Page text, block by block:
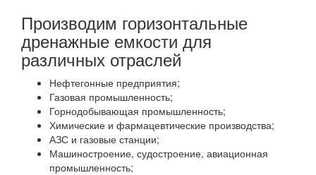
Производим горизонтальные
дренажные емкости для
различных отраслей
Нефтегонные предприятия;
Газовая промышленность;
Горнодобывающая промышленность;
Химические и фармацевтические производства;
АЗС и газовые станции;
Машиностроение, судостроение, авиационная
промышленность;